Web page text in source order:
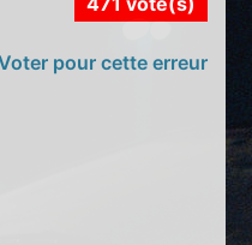
pour cette erreur